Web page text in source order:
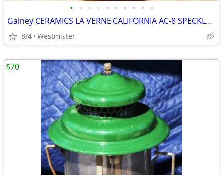
• • • • • • • • • •
Gainey CERAMICS LA VERNE CALIFORNIA AC-8 SPECKLED MATTE WHITE PLANTER
8/4 Westmister
$70